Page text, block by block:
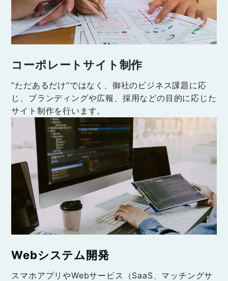
コーポレートサイト制作
”ただあるだけ”ではなく、御社のビジネス課題に応
じ、ブランディングや広報、採用などの目的に応じた
サイト制作を行います。
Webシステム開発
スマホアプリやWebサービス（SaaS、マッチングサ